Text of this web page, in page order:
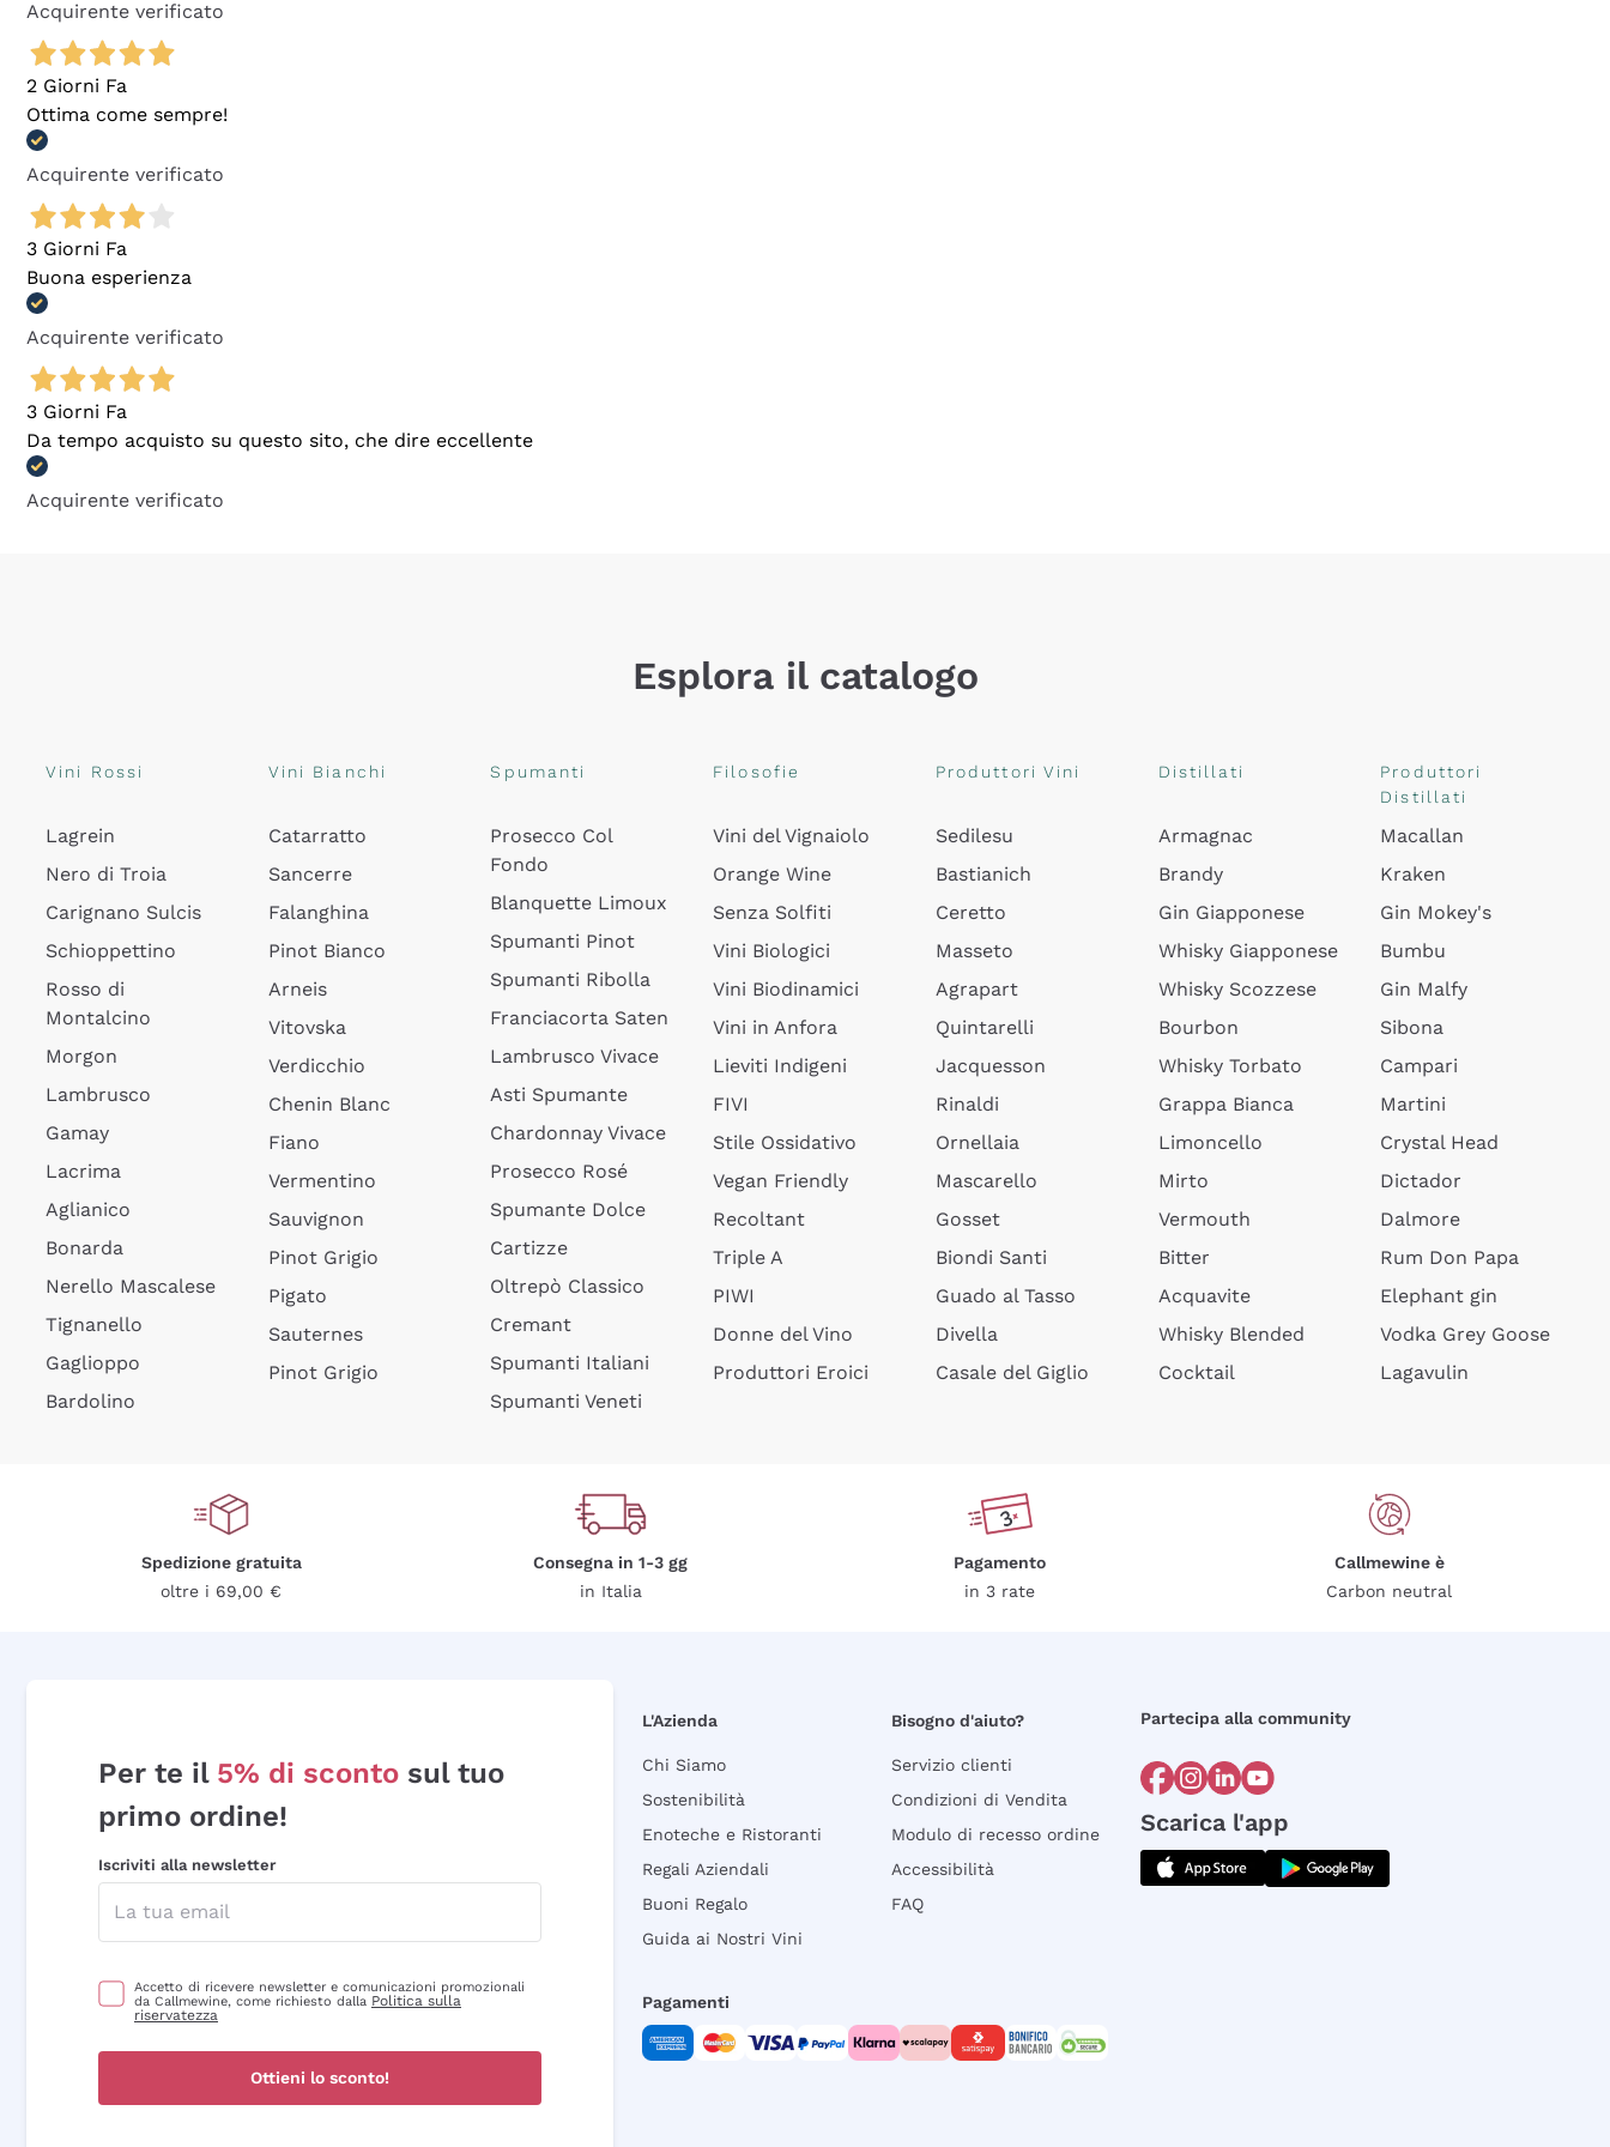
Acquirente verificato
2 Giorni Fa
Ottima come sempre!
Acquirente verificato
3 Giorni Fa
Buona esperienza
Acquirente verificato
3 Giorni Fa
Da tempo acquisto su questo sito, che dire eccellente
Acquirente verificato
Esplora il catalogo
Vini Rossi
Lagrein
Nero di Troia
Carignano Sulcis
Schioppettino
Rosso di
Montalcino
Morgon
Lambrusco
Gamay
Lacrima
Aglianico
Bonarda
Nerello Mascalese
Tignanello
Gaglioppo
Bardolino
Vini Bianchi
Catarratto
Sancerre
Falanghina
Pinot Bianco
Arneis
Vitovska
Verdicchio
Chenin Blanc
Fiano
Vermentino
Sauvignon
Pinot Grigio
Pigato
Sauternes
Pinot Grigio
Spumanti
Prosecco Col
Fondo
Blanquette Limoux
Spumanti Pinot
Spumanti Ribolla
Franciacorta Saten
Lambrusco Vivace
Asti Spumante
Chardonnay Vivace
Prosecco Rosé
Spumante Dolce
Cartizze
Oltrepò Classico
Cremant
Spumanti Italiani
Spumanti Veneti
Filosofie
Vini del Vignaiolo
Orange Wine
Senza Solfiti
Vini Biologici
Vini Biodinamici
Vini in Anfora
Lieviti Indigeni
FIVI
Stile Ossidativo
Vegan Friendly
Recoltant
Triple A
PIWI
Donne del Vino
Produttori Eroici
Produttori Vini
Sedilesu
Bastianich
Ceretto
Masseto
Agrapart
Quintarelli
Jacquesson
Rinaldi
Ornellaia
Mascarello
Gosset
Biondi Santi
Guado al Tasso
Divella
Casale del Giglio
Distillati
Armagnac
Brandy
Gin Giapponese
Whisky Giapponese
Whisky Scozzese
Bourbon
Whisky Torbato
Grappa Bianca
Limoncello
Mirto
Vermouth
Bitter
Acquavite
Whisky Blended
Cocktail
Produttori
Distillati
Macallan
Kraken
Gin Mokey's
Bumbu
Gin Malfy
Sibona
Campari
Martini
Crystal Head
Dictador
Dalmore
Rum Don Papa
Elephant gin
Vodka Grey Goose
Lagavulin
Spedizione gratuita
oltre i 69,00 €
Consegna in 1-3 gg
in Italia
Pagamento
in 3 rate
Callmewine è
Carbon neutral
Per te il 5% di sconto sul tuo
primo ordine!
Iscriviti alla newsletter
Accetto di ricevere newsletter e comunicazioni promozionali
da Callmewine, come richiesto dalla Politica sulla
riservatezza
Ottieni lo sconto!
L'Azienda
Chi Siamo
Sostenibilità
Enoteche e Ristoranti
Regali Aziendali
Buoni Regalo
Guida ai Nostri Vini
Bisogno d'aiuto?
Servizio clienti
Condizioni di Vendita
Modulo di recesso ordine
Accessibilità
FAQ
Partecipa alla community
Scarica l'app
Pagamenti